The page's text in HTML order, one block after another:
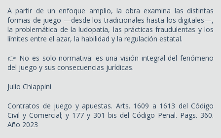
A partir de un enfoque amplio, la obra examina las distintas
formas de juego —desde los tradicionales hasta los digitales—,
la problemática de la ludopatía, las prácticas fraudulentas y los
límites entre el azar, la habilidad y la regulación estatal.
👉 No es solo normativa: es una visión integral del fenómeno
del juego y sus consecuencias jurídicas.
Julio Chiappini
Contratos de juego y apuestas. Arts. 1609 a 1613 del Código
Civil y Comercial; y 177 y 301 bis del Código Penal. Pags. 360.
Año 2023